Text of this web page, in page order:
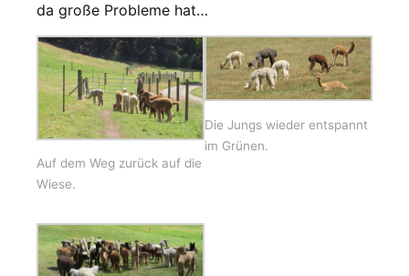
da große Probleme hat…
Auf dem Weg zurück auf die
Wiese.
Die Jungs wieder entspannt
im Grünen.